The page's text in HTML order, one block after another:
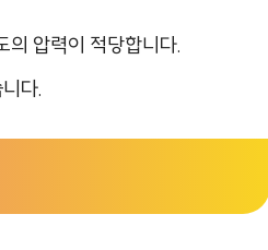
압력이 적당합니다.
다.